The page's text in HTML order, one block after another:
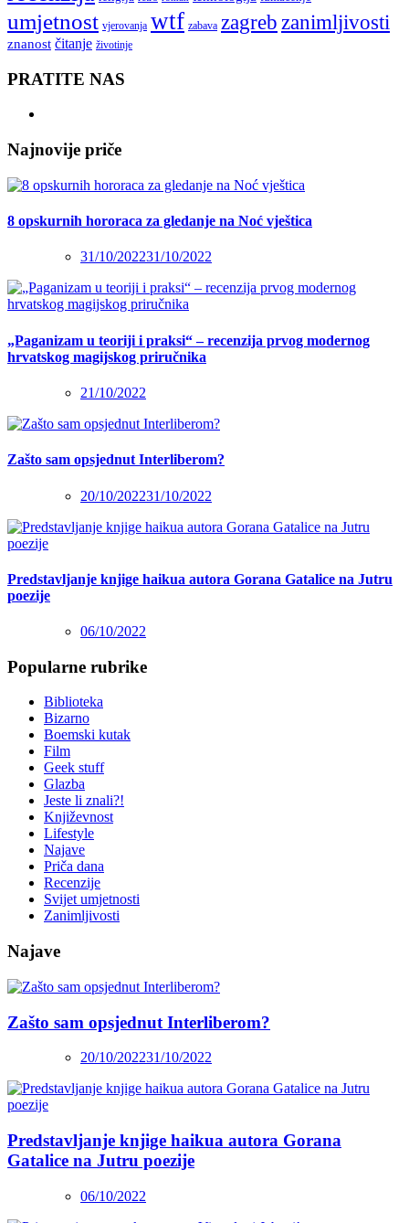
umjetnost vjerovanja wtf zabava zagreb zanimljivosti
znanost čitanje životinje
PRATITE NAS
Najnovije priče
8 opskurnih hororaca za gledanje na Noć vještica
31/10/202231/10/2022
„Paganizam u teoriji i praksi“ – recenzija prvog modernog
hrvatskog magijskog priručnika
21/10/2022
Zašto sam opsjednut Interliberom?
20/10/202231/10/2022
Predstavljanje knjige haikua autora Gorana Gatalice na Jutru
poezije
06/10/2022
Popularne rubrike
Biblioteka
Bizarno
Boemski kutak
Film
Geek stuff
Glazba
Jeste li znali?!
Književnost
Lifestyle
Najave
Priča dana
Recenzije
Svijet umjetnosti
Zanimljivosti
Najave
Zašto sam opsjednut Interliberom?
20/10/202231/10/2022
Predstavljanje knjige haikua autora Gorana
Gatalice na Jutru poezije
06/10/2022